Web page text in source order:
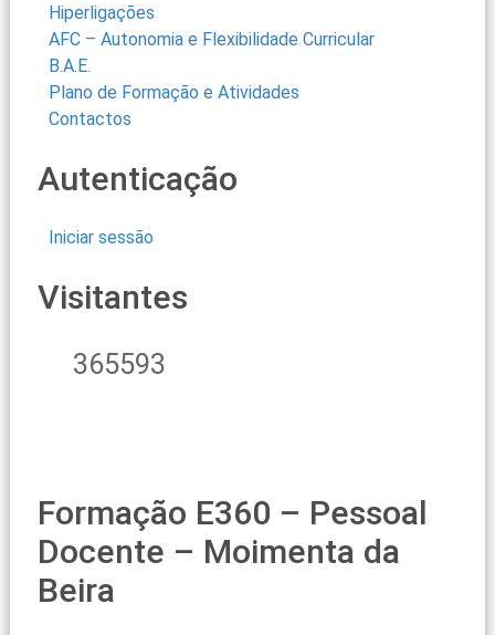
Hiperligações
AFC – Autonomia e Flexibilidade Curricular
B.A.E.
Plano de Formação e Atividades
Contactos
Autenticação
Iniciar sessão
Visitantes
365593
Formação E360 – Pessoal
Docente – Moimenta da
Beira